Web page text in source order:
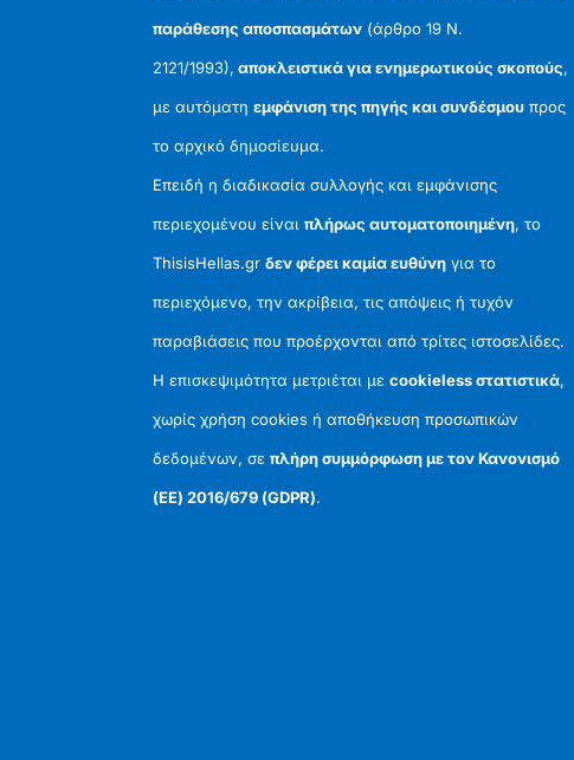
παράθεσης αποσπασμάτων (άρθρο 19 Ν.
2121/1993), αποκλειστικά για ενημερωτικούς σκοπούς,
με αυτόματηεμφάνιση της πηγής και συνδέσμου προς
το αρχικό δημοσίευμα.
Επειδή η διαδικασία συλλογής και εμφάνισης
περιεχομένου είναιπλήρως αυτοματοποιημένη, το
ThisisHellas.grδεν φέρει καμία ευθύνη για το
περιεχόμενο, την ακρίβεια, τις απόψεις ή τυχόν
παραβιάσεις που προέρχονται από τρίτες ιστοσελίδες.
Η επισκεψιμότητα μετριέται μεcookieless στατιστικά,
χωρίς χρήση cookies ή αποθήκευση προσωπικών
δεδομένων, σεπλήρη συμμόρφωση με τον Κανονισμό
(ΕΕ) 2016/679 (GDPR).